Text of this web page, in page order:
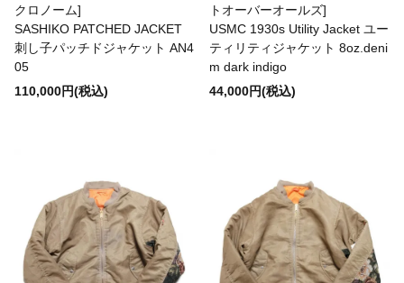
クロノーム]
SASHIKO PATCHED JACKET
刺し子パッチドジャケット AN4
05
110,000円(税込)
トオーバーオールズ]
USMC 1930s Utility Jacket ユー
ティリティジャケット 8oz.deni
m dark indigo
44,000円(税込)
HEADLIGHT
HELKA
HIGHLAND 2000